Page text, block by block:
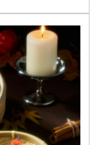
靈黑奶茶」。
nara甜
將舒芙蕾